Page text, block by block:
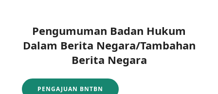
Pengumuman Badan Hukum
Dalam Berita Negara/Tambahan
Berita Negara
PENGAJUAN BNTBN